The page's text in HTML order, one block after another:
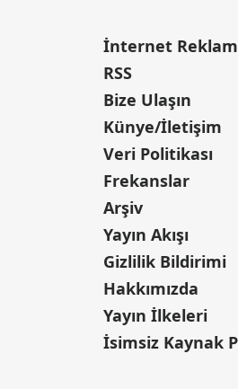
İnternet Reklam
RSS
Bize Ulaşın
Künye/İletişim
Veri Politikası
Frekanslar
Arşiv
Yayın Akışı
Gizlilik Bildirimi
Hakkımızda
Yayın İlkeleri